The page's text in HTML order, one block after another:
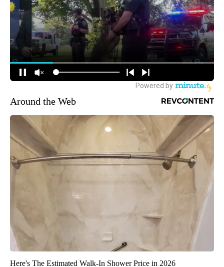
Around the Web
Here's The Estimated Walk-In Shower Price in 2026